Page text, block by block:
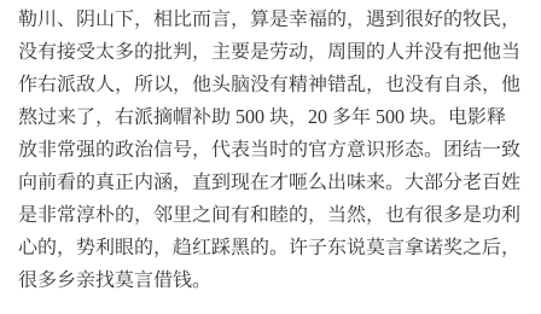
勒川、阴山下，相比而言，算是幸福的，遇到很好的牧民，
没有接受太多的批判，主要是劳动，周围的人并没有把他当
作右派敌人，所以，他头脑没有精神错乱，也没有自杀，他
熬过来了，右派摘帽补助 500 块，20 多年 500 块。电影释
放非常强的政治信号，代表当时的官方意识形态。团结一致
向前看的真正内涵，直到现在才咂么出味来。大部分老百姓
是非常淳朴的，邻里之间有和睦的，当然，也有很多是功利
心的，势利眼的，趋红踩黑的。许子东说莫言拿诺奖之后，
很多乡亲找莫言借钱。